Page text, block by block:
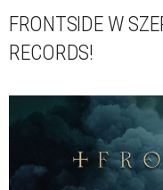
FRONTSIDE W
RECORDS!